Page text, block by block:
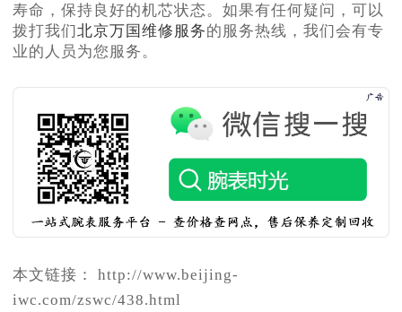
寿命，保持良好的机芯状态。如果有任何疑问，可以
拨打我们北京万国维修服务的服务热线，我们会有专
业的人员为您服务。
本文链接： http://www.beijing-
iwc.com/zswc/438.html